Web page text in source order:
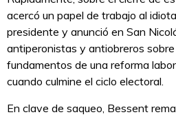
acercó un papel de trabajo al
presidente y anunció en San
antiperonistas y antiobreros
fundamentos de una reforma
cuando culmine el ciclo electoral.
En clave de saqueo, Bessent